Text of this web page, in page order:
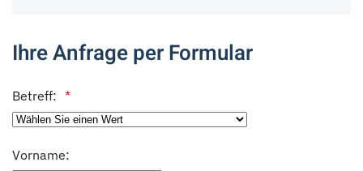
Ihre Anfrage per Formular
Betreff:
Vorname: